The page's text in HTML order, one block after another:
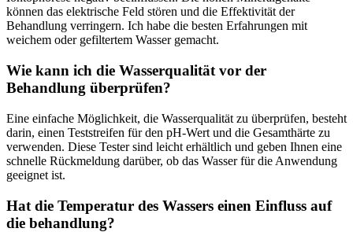
können ⁤das ⁤elektrische‌ Feld stören und die ⁢Effektivität der
Behandlung verringern. Ich‍ habe die besten Erfahrungen mit
weichem oder gefiltertem Wasser gemacht.
Wie kann ich die Wasserqualität ⁢vor der
Behandlung überprüfen?
Eine einfache Möglichkeit, die ‌Wasserqualität⁣ zu überprüfen, ⁢besteht
darin,⁢ einen Teststreifen⁢ für den pH-Wert und‍ die Gesamthärte ⁤zu
verwenden.⁣ Diese ⁤Tester sind⁣ leicht erhältlich‍ und geben Ihnen eine⁣
schnelle Rückmeldung darüber, ob das‍ Wasser für die Anwendung⁣
geeignet ist.
Hat die Temperatur des Wassers einen Einfluss auf
die⁣ behandlung?